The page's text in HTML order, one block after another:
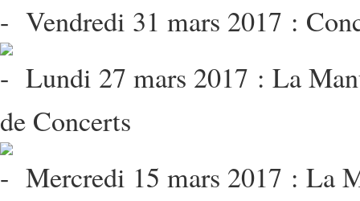
Vendredi 31 mars 2017 :
Lundi 27 mars 2017 : La
de Concerts
Mercredi 15 mars 2017 : La